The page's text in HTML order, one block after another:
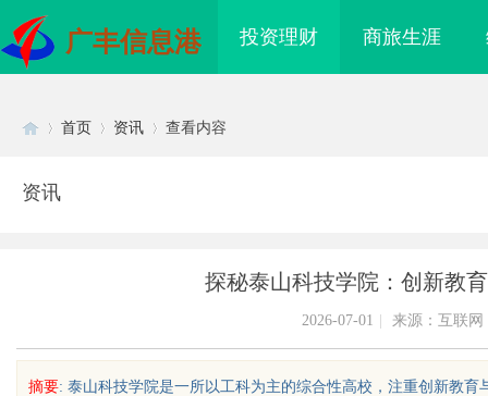
广丰信息港 投资理财 商旅生涯
首页 资讯 查看内容
资讯
探秘泰山科技学院：创新教
2026-07-01 来源：互联网
摘要: 泰山科技学院是一所以工科为主的综合性高校，注重创新教